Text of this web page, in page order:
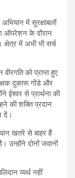
में सुरक्षाबलों
ऑपरेशन के दौरान
क्षेत्र में अभी भी सर्च
को प्राप्त हुए
दुकारू गोंडे और
ईश्वर से प्रार्थना की
की शक्ति प्रदान
दें।
खतरे से बाहर हैं
उन्होंने दोनों जवानों
व्यर्थ नहीं